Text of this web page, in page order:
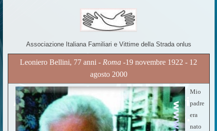
Associazione Italiana Familiari e Vittime della Strada onlus
Leoniero Bellini, 77 anni - Roma -19 novembre 1922 - 12
agosto 2000
Mio
padre
era
nato